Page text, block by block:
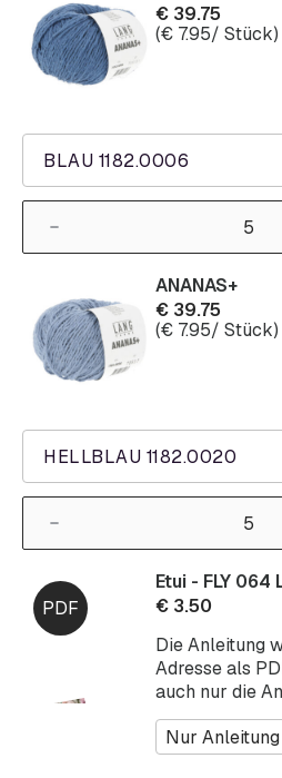
BLAU 1182.0006
€ 39.75
(€ 7.95/ Stück)
HELLBLAU 1182.0020
ANANAS+
€ 39.75
(€ 7.95/ Stück)
Die Anleitung
Adresse als
auch nur die
Nur
Etui - FLY 064
€ 3.50